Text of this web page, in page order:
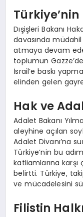
Türkiye’nin
Dışişleri Bakanı
davasında
atmaya devam
toplumun
İsrail’e baskı
elinden gelen
Hak ve
Adalet Bakanı
aleyhine açılan
Adalet Divanı’na
Türkiye’nin bu
katliamlarına karşı
belirtti. Türkiye,
ve mücadelesini
Filistin